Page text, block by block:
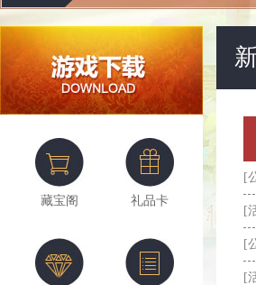
藏宝阁 礼品卡
[
[
[
[